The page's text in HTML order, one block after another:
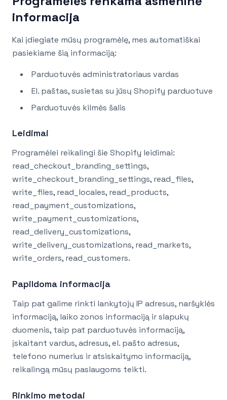
informacija
Kai įdiegiate mūsų programėlę, mes automatiškai
pasiekiame šią informaciją:
Parduotuvės administratoriaus vardas
El. paštas, susietas su jūsų Shopify parduotuve
Parduotuvės kilmės šalis
Leidimai
Programėlei reikalingi šie Shopify leidimai:
read_checkout_branding_settings,
write_checkout_branding_settings, read_files,
write_files, read_locales, read_products,
read_payment_customizations,
write_payment_customizations,
read_delivery_customizations,
write_delivery_customizations, read_markets,
write_orders, read_customers.
Papildoma informacija
Taip pat galime rinkti lankytojų IP adresus, naršyklės
informaciją, laiko zonos informaciją ir slapukų
duomenis, taip pat parduotuvės informaciją,
įskaitant vardus, adresus, el. pašto adresus,
telefono numerius ir atsiskaitymo informaciją,
reikalingą mūsų paslaugoms teikti.
Rinkimo metodai